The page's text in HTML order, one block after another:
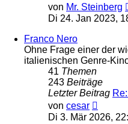
von Mr. Steinberg
Di 24. Jan 2023,
Franco Nero
Ohne Frage einer der
italienischen Genre-
41 Themen
243 Beiträge
Letzter Beitrag
von cesar
Beitrag
Di 3. Mär 2026,